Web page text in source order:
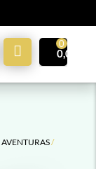
Mi 0,00
/